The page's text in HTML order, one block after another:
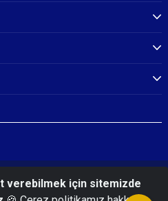
Jandarma Komutanlığı
verebilmek için sitemizde